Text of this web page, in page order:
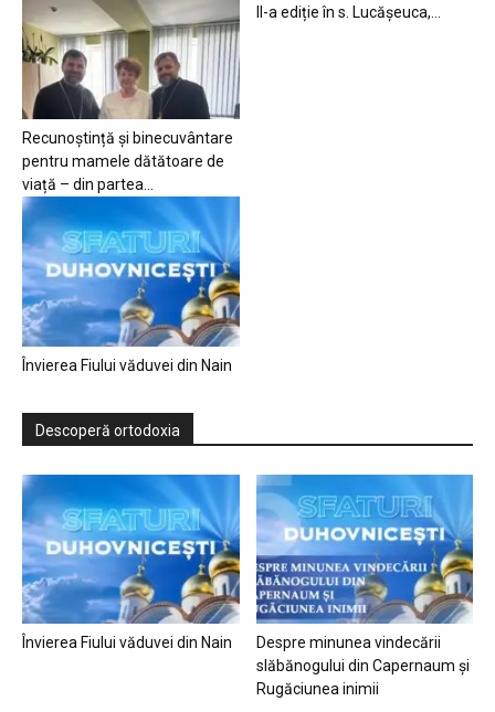
Recunoștință și binecuvântare
pentru mamele dătătoare de
viață – din partea...
II-a ediție în s. Lucășeuca,...
Învierea Fiului văduvei din Nain
Descoperă ortodoxia
Învierea Fiului văduvei din Nain
Despre minunea vindecării
slăbănogului din Capernaum și
Rugăciunea inimii